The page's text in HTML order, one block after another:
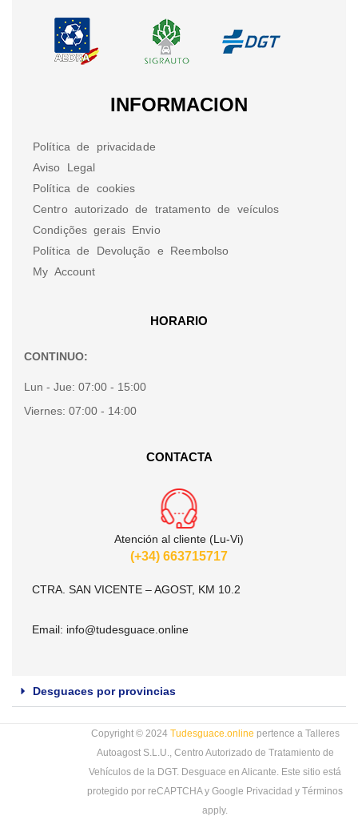
INFORMACION
Política de privacidade
Aviso Legal
Política de cookies
Centro autorizado de tratamento de veículos
Condições gerais Envio
Política de Devolução e Reembolso
My Account
HORARIO
CONTINUO:
Lun - Jue: 07:00 - 15:00
Viernes: 07:00 - 14:00
CONTACTA
Atención al cliente (Lu-Vi)
(+34) 663715717
CTRA. SAN VICENTE – AGOST, KM 10.2
Email: info@tudesguace.online
Desguaces por provincias
Copyright © 2024 Tudesguace.online pertence a Talleres
Autoagost S.L.U., Centro Autorizado de Tratamiento de
Vehículos de la DGT. Desguace en Alicante. Este sitio está
protegido por reCAPTCHA y Google Privacidad y Términos
apply.